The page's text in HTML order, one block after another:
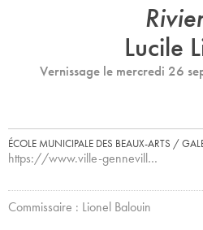
Lucile
Vernissage le mercredi 26
ÉCOLE MUNICIPALE DES BEAUX-ARTS /
https://www.ville-gennevill…
Commissaire : Lionel Balouin